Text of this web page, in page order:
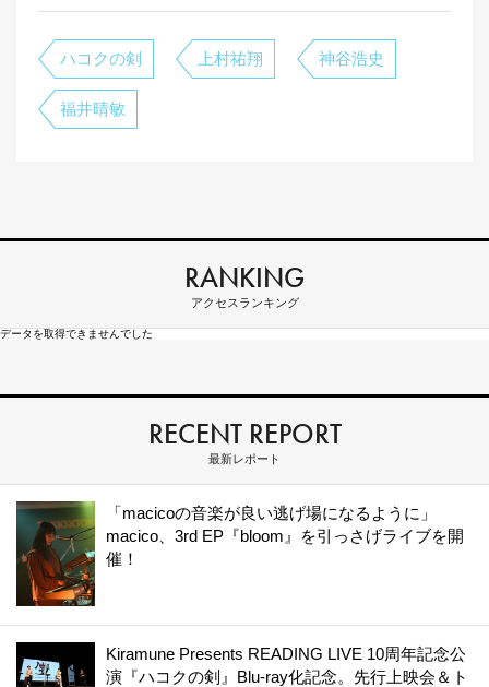
ハコクの剣 上村祐翔 神谷浩史
福井晴敏
RANKING
アクセスランキング
データを取得できませんでした
RECENT REPORT
最新レポート
「macicoの音楽が良い逃げ場になるように」
macico、3rd EP『bloom』を引っさげライブを開
催！
Kiramune Presents READING LIVE 10周年記念公
演『ハコクの剣』Blu-ray化記念。先行上映会＆ト